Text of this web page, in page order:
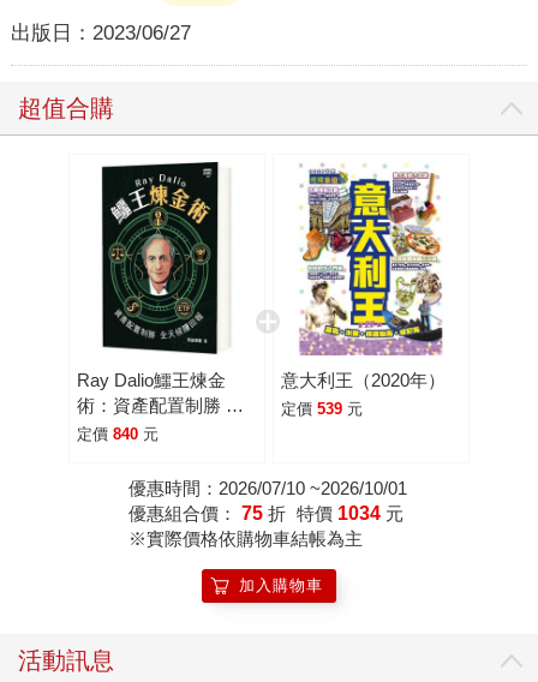
出版日： 2023/06/27
超值合購
Ray Dalio鱷王煉金
術：資產配置制勝 全
天候賺回報
定價 840 元
意大利王（2020年）
定價 539 元
優惠時間：2026/07/10 ~2026/10/01
優惠組合價： 75 折 特價 1034 元
※實際價格依購物車結帳為主
加入購物車
活動訊息